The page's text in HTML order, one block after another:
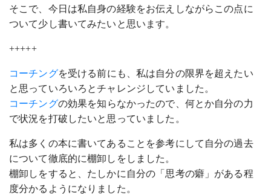
そこで、今日は私自身の経験をお伝えしながらこの点に
ついて少し書いてみたいと思います。
+++++
コーチングを受ける前にも、私は自分の限界を超えたい
と思っていろいろとチャレンジしていました。
コーチングの効果を知らなかったので、何とか自分の力
で状況を打破したいと思っていました。
私は多くの本に書いてあることを参考にして自分の過去
について徹底的に棚卸しをしました。
棚卸しをすると、たしかに自分の「思考の癖」がある程
度分かるようになりました。